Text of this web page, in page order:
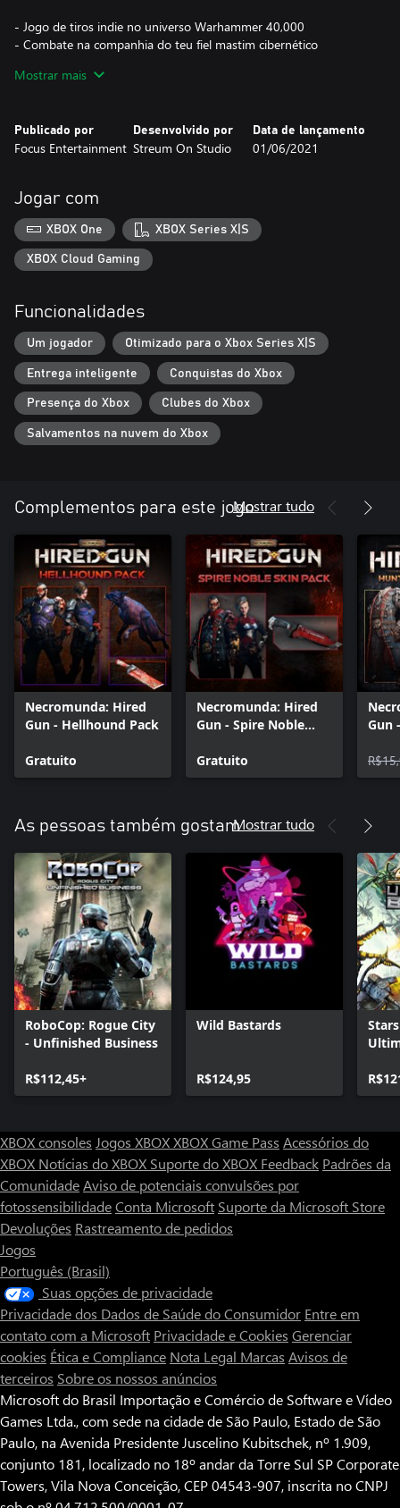
- Jogo de tiros indie no universo Warhammer 40,000
- Combate na companhia do teu fiel mastim cibernético
- Faz melhorias, evolui e sobe de nível para recolher recompensas
Mostrar mais
Publicado por
Focus Entertainment
Desenvolvido por
Streum On Studio
Data de lançamento
01/06/2021
Jogar com
XBOX One XBOX Series X|S
XBOX Cloud Gaming
Funcionalidades
Um jogador Otimizado para o Xbox Series X|S
Entrega inteligente Conquistas do Xbox
Presença do Xbox Clubes do Xbox
Salvamentos na nuvem do Xbox
Complementos para este jogoMostrar tudo
Necromunda: Hired
Gun - Hellhound Pack
Gratuito
Necromunda: Hired
Gun - Spire Noble
Gratuito
Gun
As pessoas também gostamMostrar tudo
RoboCop: Rogue City
- Unfinished Business
R$112,45+
Wild Bastards
R$124,95
XBOX consoles Jogos XBOXXBOX Game Pass Acessórios do
XBOX Notícias do XBOX Suporte do XBOX Feedback Padrões da
ComunidadeAviso de potenciais convulsões por
fotossensibilidadeConta Microsoft Suporte da Microsoft Store
Devoluções Rastreamento de pedidos
Jogos
Português (Brasil)
Suas opções de privacidade
Privacidade dos Dados de Saúde do Consumidor Entre em
contato com a Microsoft Privacidade e Cookies Gerenciar
cookies Ética e Compliance Nota Legal Marcas Avisos de
terceiros Sobre os nossos anúncios
Microsoft do Brasil Importação e Comércio de Software e Vídeo
Games Ltda., com sede na cidade de São Paulo, Estado de São
Paulo, na Avenida Presidente Juscelino Kubitschek, nº 1.909,
conjunto 181, localizado no 18º andar da Torre Sul SP Corporate
Towers, Vila Nova Conceição, CEP 04543-907, inscrita no CNPJ